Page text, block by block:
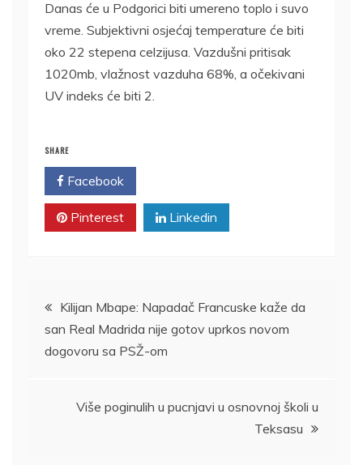
Danas će u Podgorici biti umereno toplo i suvo
vreme. Subjektivni osjećaj temperature će biti
oko 22 stepena celzijusa. Vazdušni pritisak
1020mb, vlažnost vazduha 68%, a očekivani
UV indeks će biti 2.
SHARE
Facebook
Pinterest Linkedin
Kretanje
članka
Kilijan Mbape: Napadač Francuske kaže da
san Real Madrida nije gotov uprkos novom
dogovoru sa PSŽ-om
Više poginulih u pucnjavi u osnovnoj školi u
Teksasu